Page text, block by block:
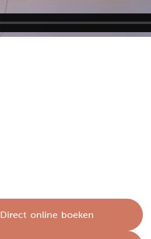
Direct online boeken